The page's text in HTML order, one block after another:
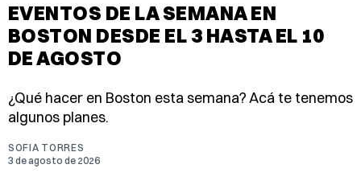
EVENTOS DE LA SEMANA EN
BOSTON DESDE EL 3 HASTA EL 10
DE AGOSTO
¿Qué hacer en Boston esta semana? Acá te tenemos
algunos planes.
SOFIA TORRES
3 de agosto de 2026